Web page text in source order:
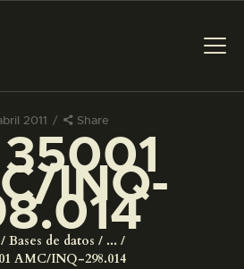
2011 Share
INQ-
Bases de datos
...
AMC/INQ-298.014
LA VISITA